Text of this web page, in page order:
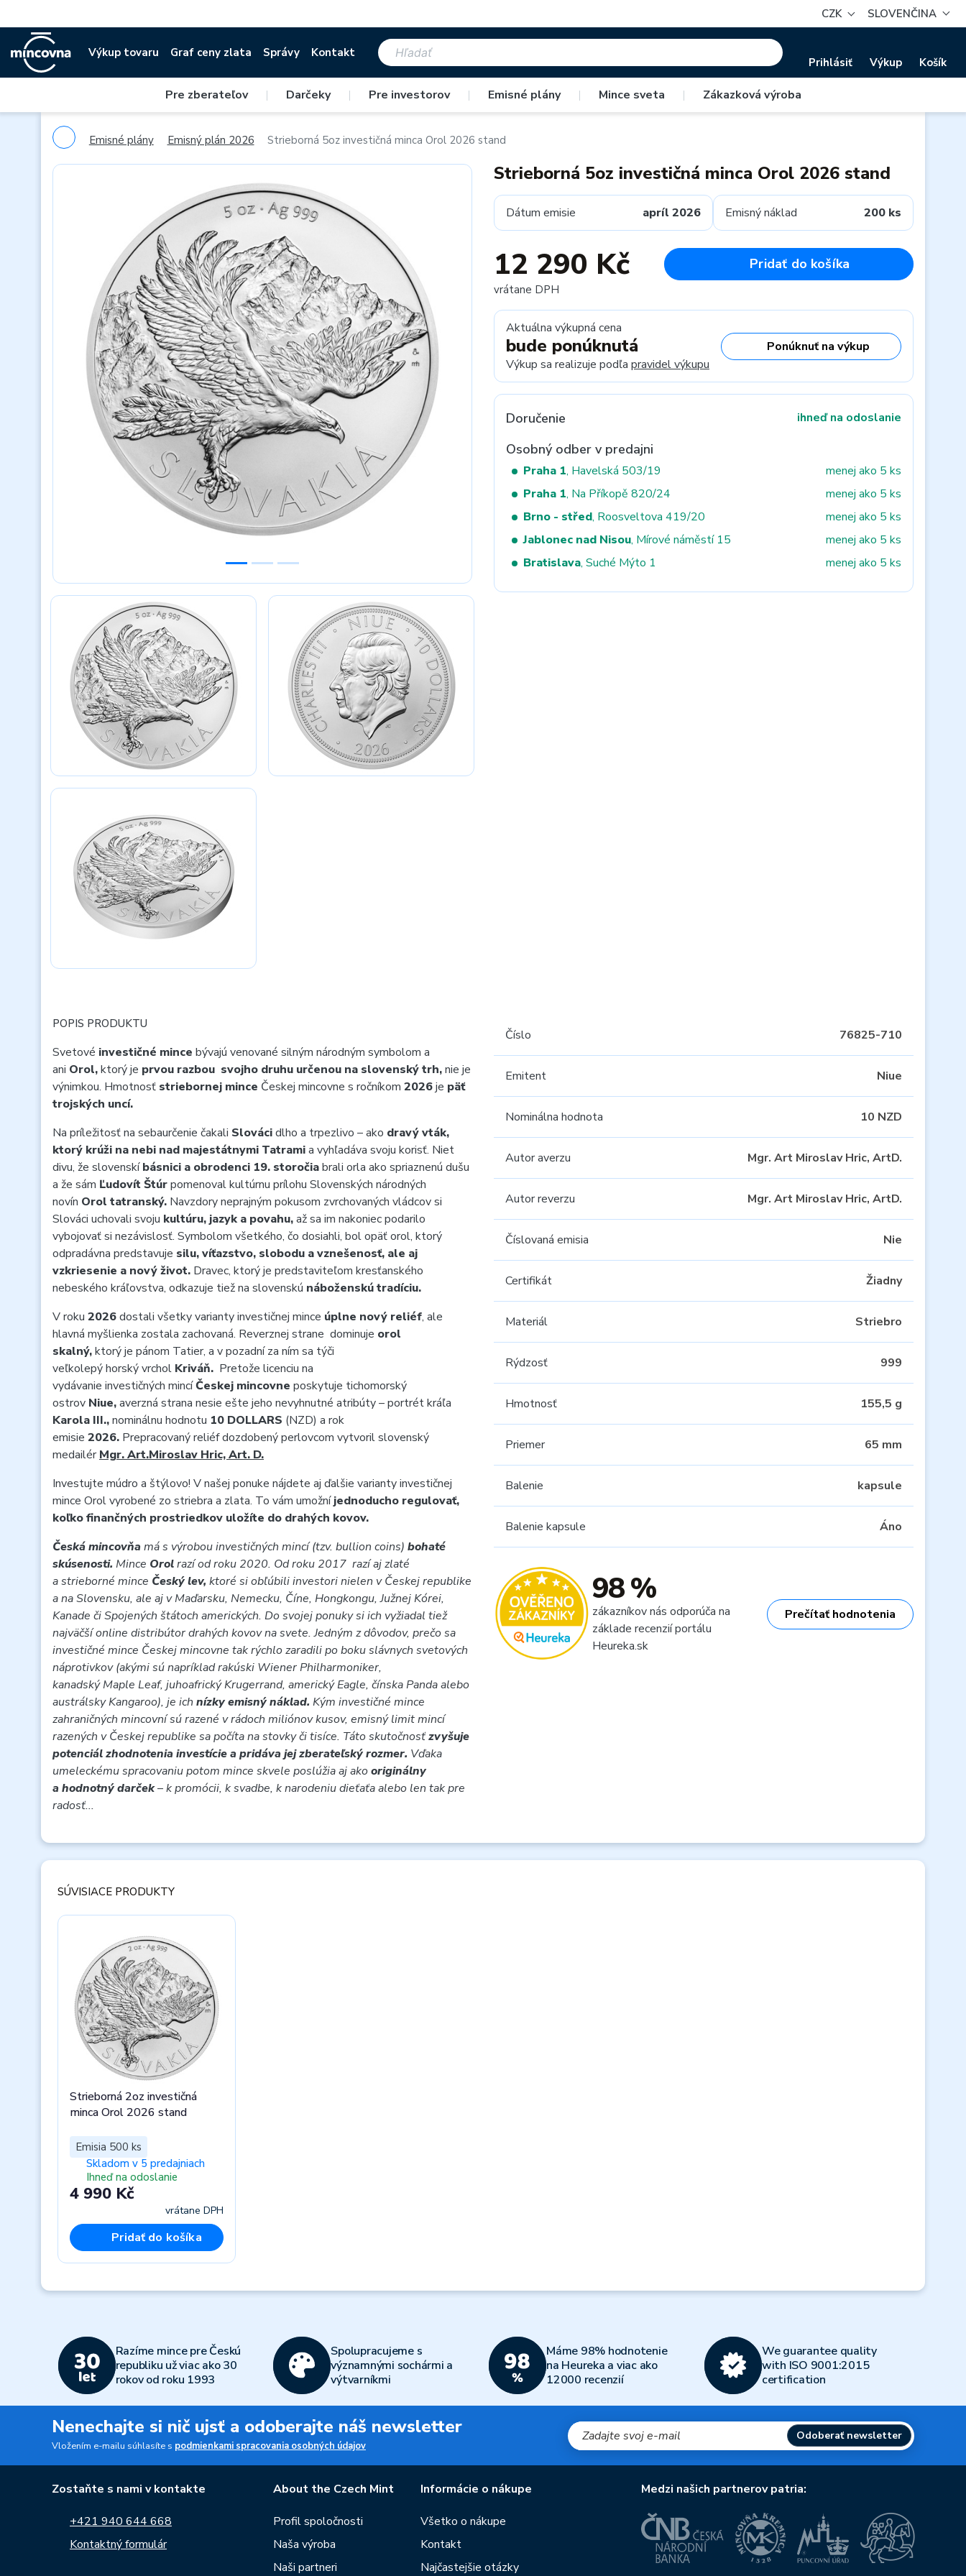
CZK SLOVENČINA
Výkup tovaru Graf ceny zlata Správy Kontakt
Prihlásiť Výkup Košík
Pre zberateľov | Darčeky | Pre investorov | Emisné plány | Mince sveta | Zákazková výroba
Emisné plány Emisný plán 2026 Strieborná 5oz investičná minca Orol 2026 stand
Previous Next
Strieborná 5oz investičná minca Orol 2026 stand
Dátum emisie apríl 2026 Emisný náklad 200 ks
12 290 Kč
vrátane DPH
Pridať do košíka
Aktuálna výkupná cena
bude ponúknutá
Výkup sa realizuje podľa pravidel výkupu
Ponúknuť na výkup
Doručenie ihneď na odoslanie
Osobný odber v predajni
Praha 1, Havelská 503/19
menej ako 5 ks
Praha 1, Na Příkopě 820/24
menej ako 5 ks
Brno - střed, Roosveltova 419/20
menej ako 5 ks
Jablonec nad Nisou, Mírové náměstí 15
menej ako 5 ks
Bratislava, Suché Mýto 1 menej ako 5 ks
POPIS PRODUKTU
Svetové investičné mince bývajú venované silným národným symbolom a
ani Orol,ktorý je prvou razbou svojho druhu určenou na slovenský trh,nie je
výnimkou. Hmotnosť striebornej mince Českej mincovne s ročníkom 2026je päť
trojských uncí.
Na príležitosť na sebaurčenie čakali Slovácidlho a trpezlivo – ako dravý vták,
ktorý krúži na nebi nad majestátnymi Tatramia vyhľadáva svoju korisť. Niet
divu, že slovenskíbásnici a obrodenci 19. storočiabrali orla ako spriaznenú dušu
a že sám Ľudovít Štúrpomenoval kultúrnu prílohu Slovenských národných
novín Orol tatranský. Navzdory neprajným pokusom zvrchovaných vládcov si
Slováci uchovali svoju kultúru, jazyk a povahu,až sa im nakoniec podarilo
vybojovať si nezávislosť. Symbolom všetkého, čo dosiahli, bol opäť orol, ktorý
odpradávna predstavuje silu, víťazstvo, slobodu a vznešenosť, ale aj
vzkriesenie a nový život. Dravec, ktorý je predstaviteľom kresťanského
nebeského kráľovstva, odkazuje tiež na slovenskú náboženskú tradíciu.
V roku 2026dostali všetky varianty investičnej mince úplne nový reliéf, ale
hlavná myšlienka zostala zachovaná. Reverznej strane dominuje orol
skalný,ktorý je pánom Tatier, a v pozadní za ním sa týči
veľkolepý horský vrchol Kriváň. Pretože licenciu na
vydávanie investičných mincíČeskej mincovne poskytuje tichomorský
ostrov Niue,averzná strana nesie ešte jeho nevyhnutné atribúty – portrét kráľa
Karola III.,nominálnu hodnotu 10 DOLLARS (NZD) a rok
emisie 2026. Prepracovaný reliéf dozdobený perlovcom vytvoril slovenský
medailérMgr. Art.Miroslav Hric, Art. D.
Investujte múdro a štýlovo! V našej ponuke nájdete aj ďalšie varianty investičnej
mince Orol vyrobené zo striebra a zlata. To vám umožníjednoducho regulovať,
koľko finančných prostriedkov uložíte do drahých kovov.
Česká mincovňa má s výrobou investičných mincí (tzv. bullion coins) bohaté
skúsenosti. Mince Orolrazí od roku 2020. Od roku 2017 razí aj zlaté
a strieborné mince Český lev, ktoré si obľúbili investori nielen v Českej republike
a na Slovensku, ale aj v Maďarsku, Nemecku, Číne, Hongkongu, Južnej Kórei,
Kanade či Spojených štátoch amerických. Do svojej ponuky si ich vyžiadal tiež
najväčší online distribútor drahých kovov na svete. Jedným z dôvodov, prečo sa
investičné mince Českej mincovne tak rýchlo zaradili po boku slávnych svetových
náprotivkov (akými sú napríklad rakúski Wiener Philharmoniker,
kanadský Maple Leaf, juhoafrický Krugerrand, americký Eagle, čínska Panda alebo
austrálsky Kangaroo), je ich nízky emisný náklad. Kým investičné mince
zahraničných mincovní sú razené v rádoch miliónov kusov, emisný limit mincí
razených v Českej republike sa počíta na stovky či tisíce. Táto skutočnosťzvyšuje
potenciál zhodnotenia investície a pridáva jej zberateľský rozmer. Vďaka
umeleckému spracovaniu potom mince skvele poslúžia aj akooriginálny
a hodnotný darček–k promócii, k svadbe, k narodeniu dieťaťa alebo len tak pre
radosť...
Číslo 76825-710
Emitent Niue
Nominálna hodnota 10 NZD
Autor averzu Mgr. Art Miroslav Hric, ArtD.
Autor reverzu Mgr. Art Miroslav Hric, ArtD.
Číslovaná emisia Nie
Certifikát Žiadny
Materiál Striebro
Rýdzosť 999
Hmotnosť 155,5 g
Priemer 65 mm
Balenie kapsule
Balenie kapsule Áno
98 %
zákazníkov nás odporúča na
základe recenzií portálu
Heureka.sk
Prečítať hodnotenia
SÚVISIACE PRODUKTY
Strieborná 2oz investičná
minca Orol 2026 stand
Emisia 500 ks
Skladom v 5 predajniach
Ihneď na odoslanie
4 990 Kč
vrátane DPH
Pridať do košíka
Razíme mince pre Českú
republiku už viac ako 30
rokov od roku 1993
Spolupracujeme s
významnými sochármi a
výtvarníkmi
Máme 98% hodnotenie
na Heureka a viac ako
12000 recenzií
We guarantee quality
with ISO 9001:2015
certification
Nenechajte si nič ujsť a odoberajte náš newsletter
Vložením e-mailu súhlasíte s podmienkami spracovania osobných údajov
Odoberať newsletter
Zostaňte s nami v kontakte
+421 940 644 668
Kontaktný formulár
About the Czech Mint
Profil spoločnosti
Naša výroba
Naši partneri
Informácie o nákupe
Všetko o nákupe
Kontakt
Najčastejšie otázky
Medzi našich partnerov patria: